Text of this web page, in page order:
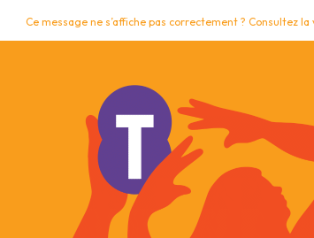
Ce message ne s’affiche pas correctement ? Consultez